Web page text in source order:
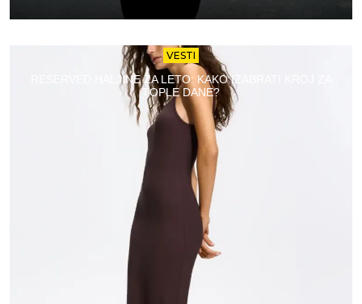
VESTI
RESERVED HALJINE ZA LETO: KAKO IZABRATI KROJ ZA
TOPLE DANE?